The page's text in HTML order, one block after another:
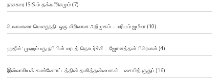
நாசகார ISIS-ம் தக்ஃபீரிசமும்(7)
மௌலானா மௌதூதி: ஒரு விரிவான அறிமுகம் – மரியம் ஜமீலா (10)
ஹதீஸ்: முஹம்மது நபியின் மரபுத் தொடர்ச்சி – ஜோனத்தன் பிரௌன் (4)
இஸ்லாமியக் கண்ணோட்டத்தின் தனித்தன்மைகள் – சையித் குதுப் (16)